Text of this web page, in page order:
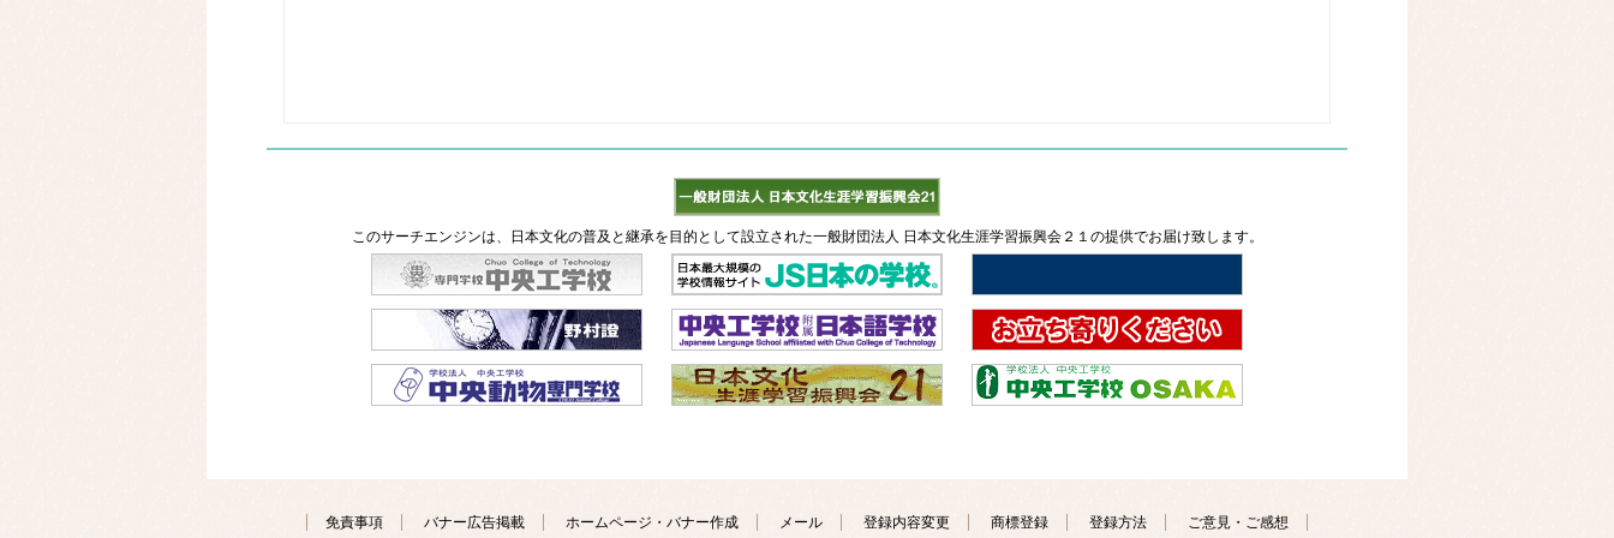
このサーチエンジンは、日本文化の普及と継承を目的として設立された一般財団法人 日本文化生涯学習振興会２１の提供でお届け致します。
免責事項 バナー広告掲載 ホームページ・バナー作成 メール 登録内容変更 商標登録 登録方法 ご意見・ご感想